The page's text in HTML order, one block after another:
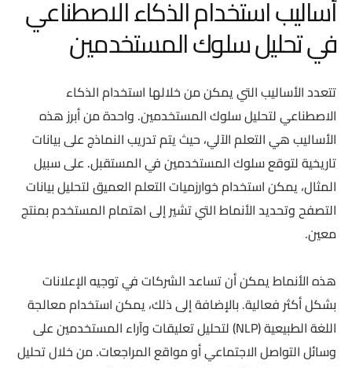
أساليب استخدام الذكاء الاصطناعي
في تحليل سلوك المستخدمين
تتعدد الأساليب التي يمكن من خلالها استخدام الذكاء
الاصطناعي لتحليل سلوك المستخدمين. واحدة من أبرز هذه
الأساليب هي التعلم الآلي، حيث يتم تدريب النماذج على بيانات
تاريخية لتوقع سلوك المستخدمين في المستقبل. على سبيل
المثال، يمكن استخدام خوارزميات التعلم العميق لتحليل بيانات
التصفح وتحديد الأنماط التي تشير إلى اهتمام المستخدم بمنتج
معين.
هذه الأنماط يمكن أن تساعد الشركات في توجيه الإعلانات
بشكل أكثر فعالية. بالإضافة إلى ذلك، يمكن استخدام معالجة
اللغة الطبيعية (NLP) لتحليل تعليقات وآراء المستخدمين على
وسائل التواصل الاجتماعي أو مواقع المراجعات. من خلال تحليل